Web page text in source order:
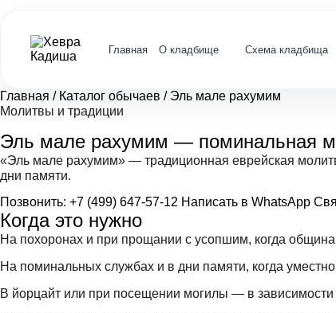
Главная О кладбище Схема кладбища
Главная / Каталог обычаев / Эль мале рахумим
Молитвы и традиции
Эль мале рахумим — поминальная
«Эль мале рахумим» — традиционная еврейская
дни памяти.
Позвонить: +7 (499) 647-57-12 Написать в WhatsApp
Когда это нужно
На похоронах и при прощании с усопшим, когда
На поминальных службах и в дни памяти, когда
В йорцайт или при посещении могилы — в